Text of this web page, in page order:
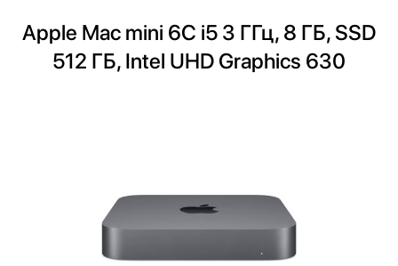
Apple Mac mini 6C i5 3 ГГц, 8 ГБ, SSD
512 ГБ, Intel UHD Graphics 630